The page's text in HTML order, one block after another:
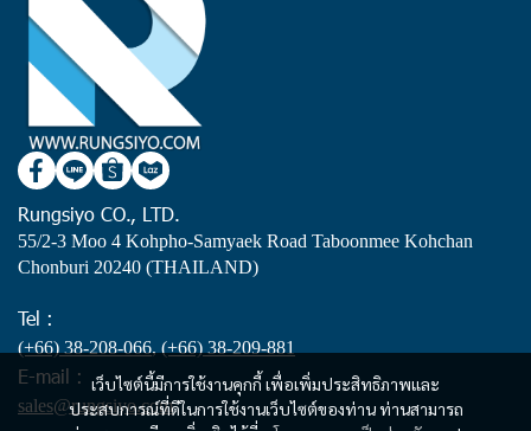
เว็บไซต์นี้มีการใช้งานคุกกี้ เพื่อเพิ่มประสิทธิภาพและ
ประสบการณ์ที่ดีในการใช้งานเว็บไซต์ของท่าน ท่านสามารถ
Rungsiyo CO., LTD.
55/2-3 Moo 4 Kohpho-Samyaek Road Taboonmee Kohchan
Chonburi 20240 (THAILAND)
Tel :
(+66) 38-208-066, (+66) 38-209-881
E-mail :
sales@rungsiyo.com